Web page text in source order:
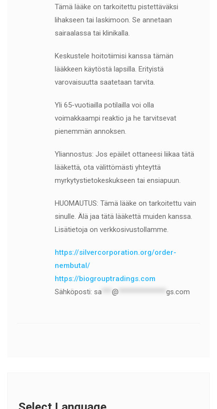
Tämä lääke on tarkoitettu pistettäväksi
lihakseen tai laskimoon. Se annetaan
sairaalassa tai klinikalla.
Keskustele hoitotiimisi kanssa tämän
lääkkeen käytöstä lapsilla. Erityistä
varovaisuutta saatetaan tarvita.
Yli 65-vuotiailla potilailla voi olla
voimakkaampi reaktio ja he tarvitsevat
pienemmän annoksen.
Yliannostus: Jos epäilet ottaneesi liikaa tätä
lääkettä, ota välittömästi yhteyttä
myrkytystietokeskukseen tai ensiapuun.
HUOMAUTUS: Tämä lääke on tarkoitettu vain
sinulle. Älä jaa tätä lääkettä muiden kanssa.
Lisätietoja on verkkosivustollamme.
https://silvercorporation.org/order-
nembutal/
https://biogrouptradings.com
Sähköposti: sa*** @ gs.com